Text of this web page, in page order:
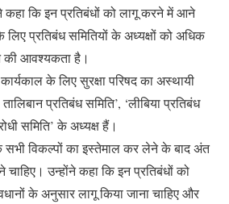
कहा कि इन प्रतिबंधों को लागू करने में आने
लिए प्रतिबंध समितियों के अध्यक्षों को अधिक
की आवश्यकता है।
के लिए सुरक्षा परिषद का अस्थायी
प्रतिबंध समिति’, ‘लीबिया प्रतिबंध
समिति’ के अध्यक्ष हैं।
सभी विकल्पों का इस्तेमाल कर लेने के बाद अंत
चाहिए। उन्होंने कहा कि इन प्रतिबंधों को
के अनुसार लागू किया जाना चाहिए और